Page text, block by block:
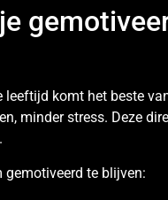
leeftijd komt het beste
minder stress. Deze
gemotiveerd te blijven: